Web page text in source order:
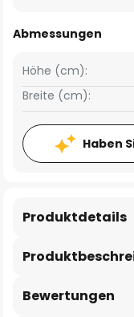
Abmessungen
Breite (cm):
Höhe (cm):
Haben
Produktdetails
Bewertungen